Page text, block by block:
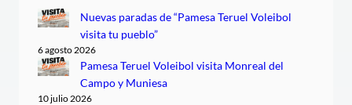
Nuevas paradas de “Pamesa Teruel Voleibol
visita tu pueblo”
6 agosto 2026
Pamesa Teruel Voleibol visita Monreal del
Campo y Muniesa
10 julio 2026